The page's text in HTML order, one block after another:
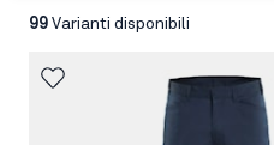
99 Varianti disponibili